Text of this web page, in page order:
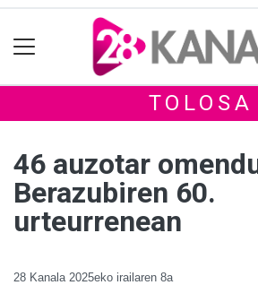
TOLOSA
46 auzotar
Berazubiren 60.
urteurrenean
28 Kanala 2025eko irailaren 8a